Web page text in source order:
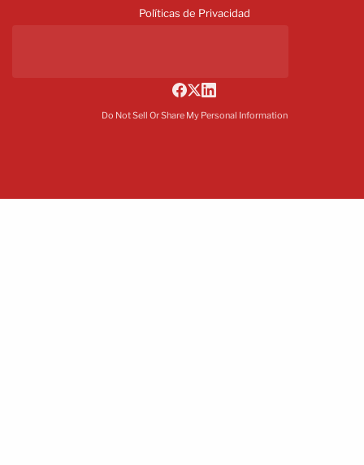
Políticas de Privacidad
Do Not Sell Or Share My Personal Information